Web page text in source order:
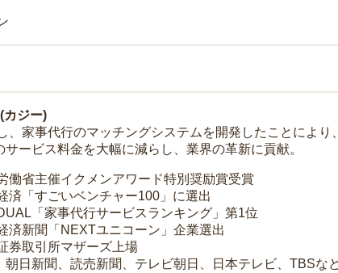
カジー)
、家事代行のマッチングシステムを開発したことによ
サービス料金を大幅に減らし、業界の革新に貢献。
省主催イクメンアワード特別奨励賞受賞
「すごいベンチャー100」に選出
「家事代行サービスランキング」第1位
新聞「NEXTユニコーン」企業選出
取引所マザーズ上場
朝日新聞、読売新聞、テレビ朝日、日本テレビ、TBSな